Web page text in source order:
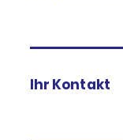
Ihr Kontakt